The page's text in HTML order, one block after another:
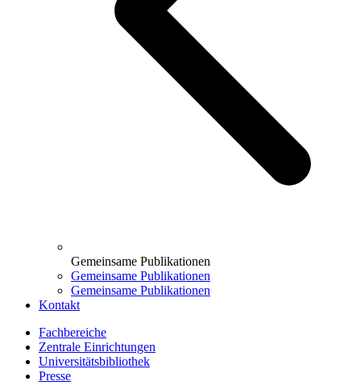
Gemeinsame Publikationen
Gemeinsame Publikationen
Gemeinsame Publikationen
Kontakt
Fachbereiche
Zentrale Einrichtungen
Universitätsbibliothek
Presse